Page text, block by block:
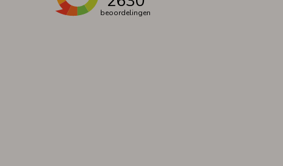
beoordelingen